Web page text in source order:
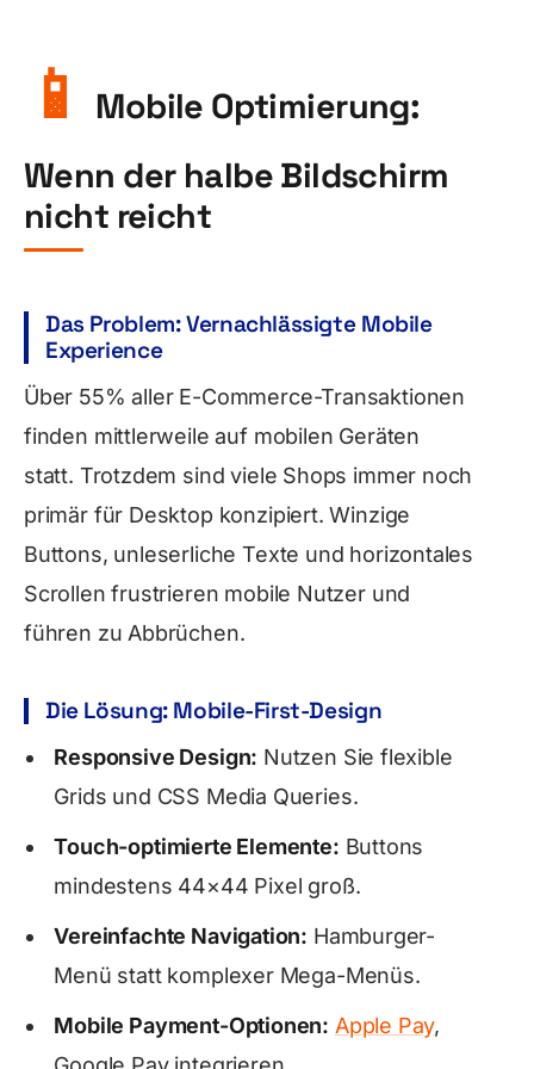
📱
Mobile Optimierung:
Wenn der halbe Bildschirm
nicht reicht
Das Problem: Vernachlässigte Mobile
Experience
Über 55% aller E-Commerce-Transaktionen
finden mittlerweile auf mobilen Geräten
statt. Trotzdem sind viele Shops immer noch
primär für Desktop konzipiert. Winzige
Buttons, unleserliche Texte und horizontales
Scrollen frustrieren mobile Nutzer und
führen zu Abbrüchen.
Die Lösung: Mobile-First-Design
Responsive Design: Nutzen Sie flexible
Grids und CSS Media Queries.
Touch-optimierte Elemente: Buttons
mindestens 44×44 Pixel groß.
Vereinfachte Navigation: Hamburger-
Menü statt komplexer Mega-Menüs.
Mobile Payment-Optionen: Apple Pay,